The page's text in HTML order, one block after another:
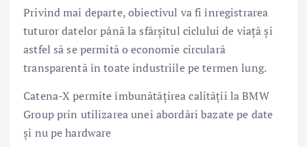
Privind mai departe, obiectivul va fi înregistrarea
tuturor datelor până la sfârşitul ciclului de viaţă şi
astfel să se permită o economie circulară
transparentă în toate industriile pe termen lung.
Catena-X permite îmbunătăţirea calităţii la BMW
Group prin utilizarea unei abordări bazate pe date
şi nu pe hardware